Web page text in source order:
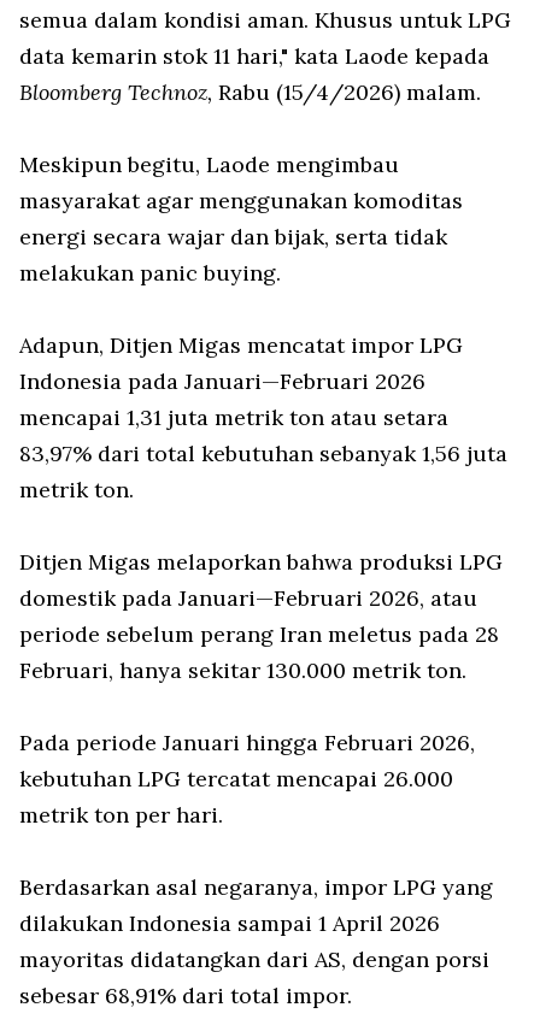
semua dalam kondisi aman. Khusus untuk LPG
data kemarin stok 11 hari," kata Laode kepada
Bloomberg Technoz, Rabu (15/4/2026) malam.
Meskipun begitu, Laode mengimbau
masyarakat agar menggunakan komoditas
energi secara wajar dan bijak, serta tidak
melakukan panic buying.
Adapun, Ditjen Migas mencatat impor LPG
Indonesia pada Januari—Februari 2026
mencapai 1,31 juta metrik ton atau setara
83,97% dari total kebutuhan sebanyak 1,56 juta
metrik ton.
Ditjen Migas melaporkan bahwa produksi LPG
domestik pada Januari—Februari 2026, atau
periode sebelum perang Iran meletus pada 28
Februari, hanya sekitar 130.000 metrik ton.
Pada periode Januari hingga Februari 2026,
kebutuhan LPG tercatat mencapai 26.000
metrik ton per hari.
Berdasarkan asal negaranya, impor LPG yang
dilakukan Indonesia sampai 1 April 2026
mayoritas didatangkan dari AS, dengan porsi
sebesar 68,91% dari total impor.